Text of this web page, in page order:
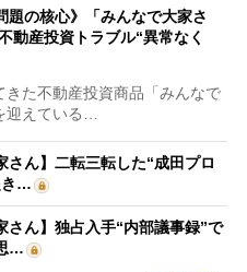
題の核心》「みんなで大家さ
動産投資トラブル“異常なく
た不動産投資商品「みんなで
迎えている…
さん】二転三転した“成田プロ
き…
さん】独占入手“内部議事録”で
…